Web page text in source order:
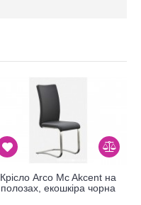
Крісло Arco Mc Akcent на
полозах, екошкіра чорна